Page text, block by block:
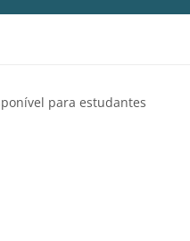
para estudantes